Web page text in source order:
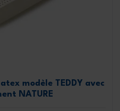
modèle TEDDY avec
NATURE